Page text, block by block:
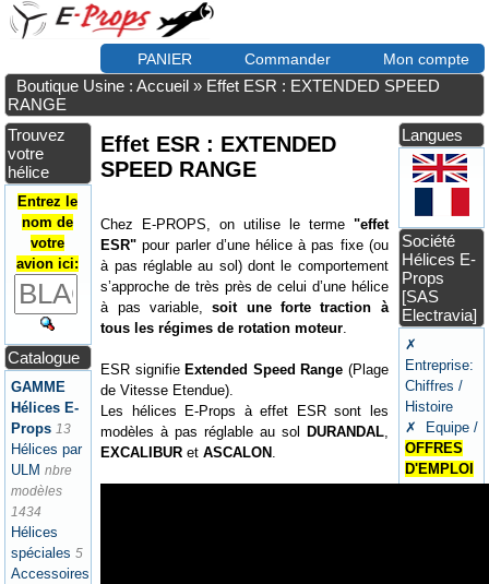
PANIER Commander Mon compte
Boutique Usine : Accueil » Effet ESR : EXTENDED SPEED
RANGE
Trouvez
votre
hélice
Entrez le
nom de
votre
avion ici:
Catalogue
GAMME
Hélices E-
Props 13
Hélices par
ULM nbre
modèles
1434
Hélices
spéciales 5
Accessoires
Effet ESR : EXTENDED
SPEED RANGE
Chez E-PROPS, on utilise le terme "effet
ESR" pour parler d’une hélice à pas fixe (ou
à pas réglable au sol) dont le comportement
s’approche de très près de celui d’une hélice
à pas variable,soit une forte traction à
tous les régimes de rotation moteur
ESR signifieExtended Speed Range (Plage
de Vitesse Etendue).
Les hélices E-Props à effet ESR sont les
modèles à pas réglable au sol DURANDAL,
EXCALIBUR etASCALON
Langues
Société
Hélices E-
Props
[SAS
Electravia]
✗
Entreprise:
Chiffres /
Histoire
✗ Equipe /
OFFRES
D'EMPLOI